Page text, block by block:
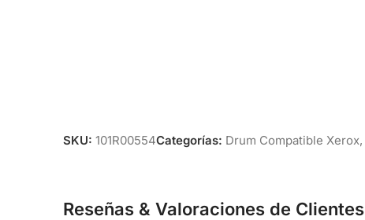
SKU: 101R00554Categorías: Drum Compatible Xerox,
Reseñas & Valoraciones de Clientes